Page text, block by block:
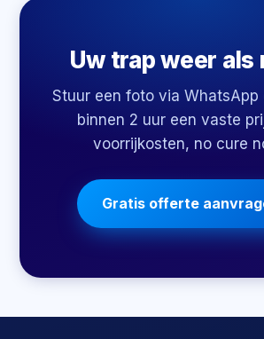
Uw trap weer als
Stuur een foto via WhatsApp
binnen 2 uur een vaste
voorrijkosten, no cure
Gratis offerte